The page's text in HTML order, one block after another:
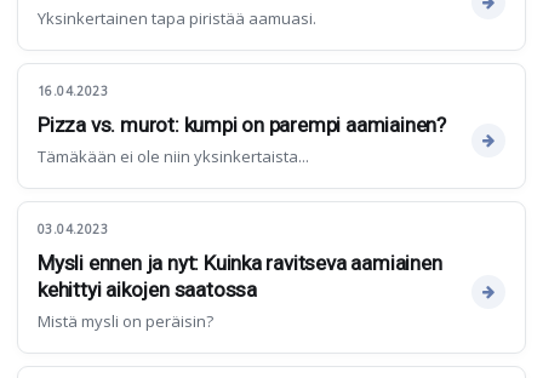
Yksinkertainen tapa piristää aamuasi.
16.04.2023
Pizza vs. murot: kumpi on parempi aamiainen?
Tämäkään ei ole niin yksinkertaista...
03.04.2023
Mysli ennen ja nyt: Kuinka ravitseva aamiainen
kehittyi aikojen saatossa
Mistä mysli on peräisin?